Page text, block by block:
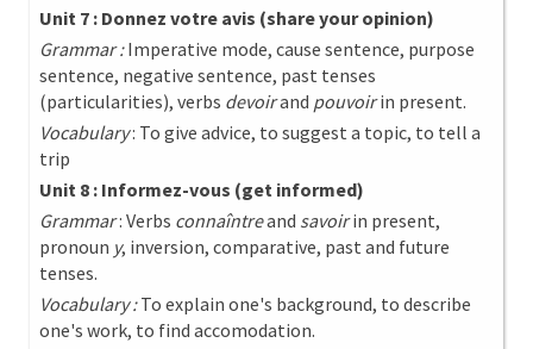
Unit 7 : Donnez votre avis (share your opinion)
Grammar :Imperative mode, cause sentence, purpose
sentence, negative sentence, past tenses
(particularities), verbs devoirand pouvoirin present.
Vocabulary: To give advice, to suggest a topic, to tell a
trip
Unit 8 : Informez-vous (get informed)
Grammar: Verbs connaîntreand savoirin present,
pronoun y, inversion, comparative, past and future
tenses.
Vocabulary :To explain one's background, to describe
one's work, to find accomodation.